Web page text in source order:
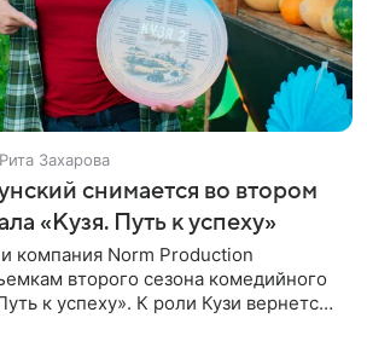
Рита Захарова
снимается во втором
«Кузя. Путь к успеху»
компания Norm Production
второго сезона комедийного
к успеху». К роли Кузи вернется